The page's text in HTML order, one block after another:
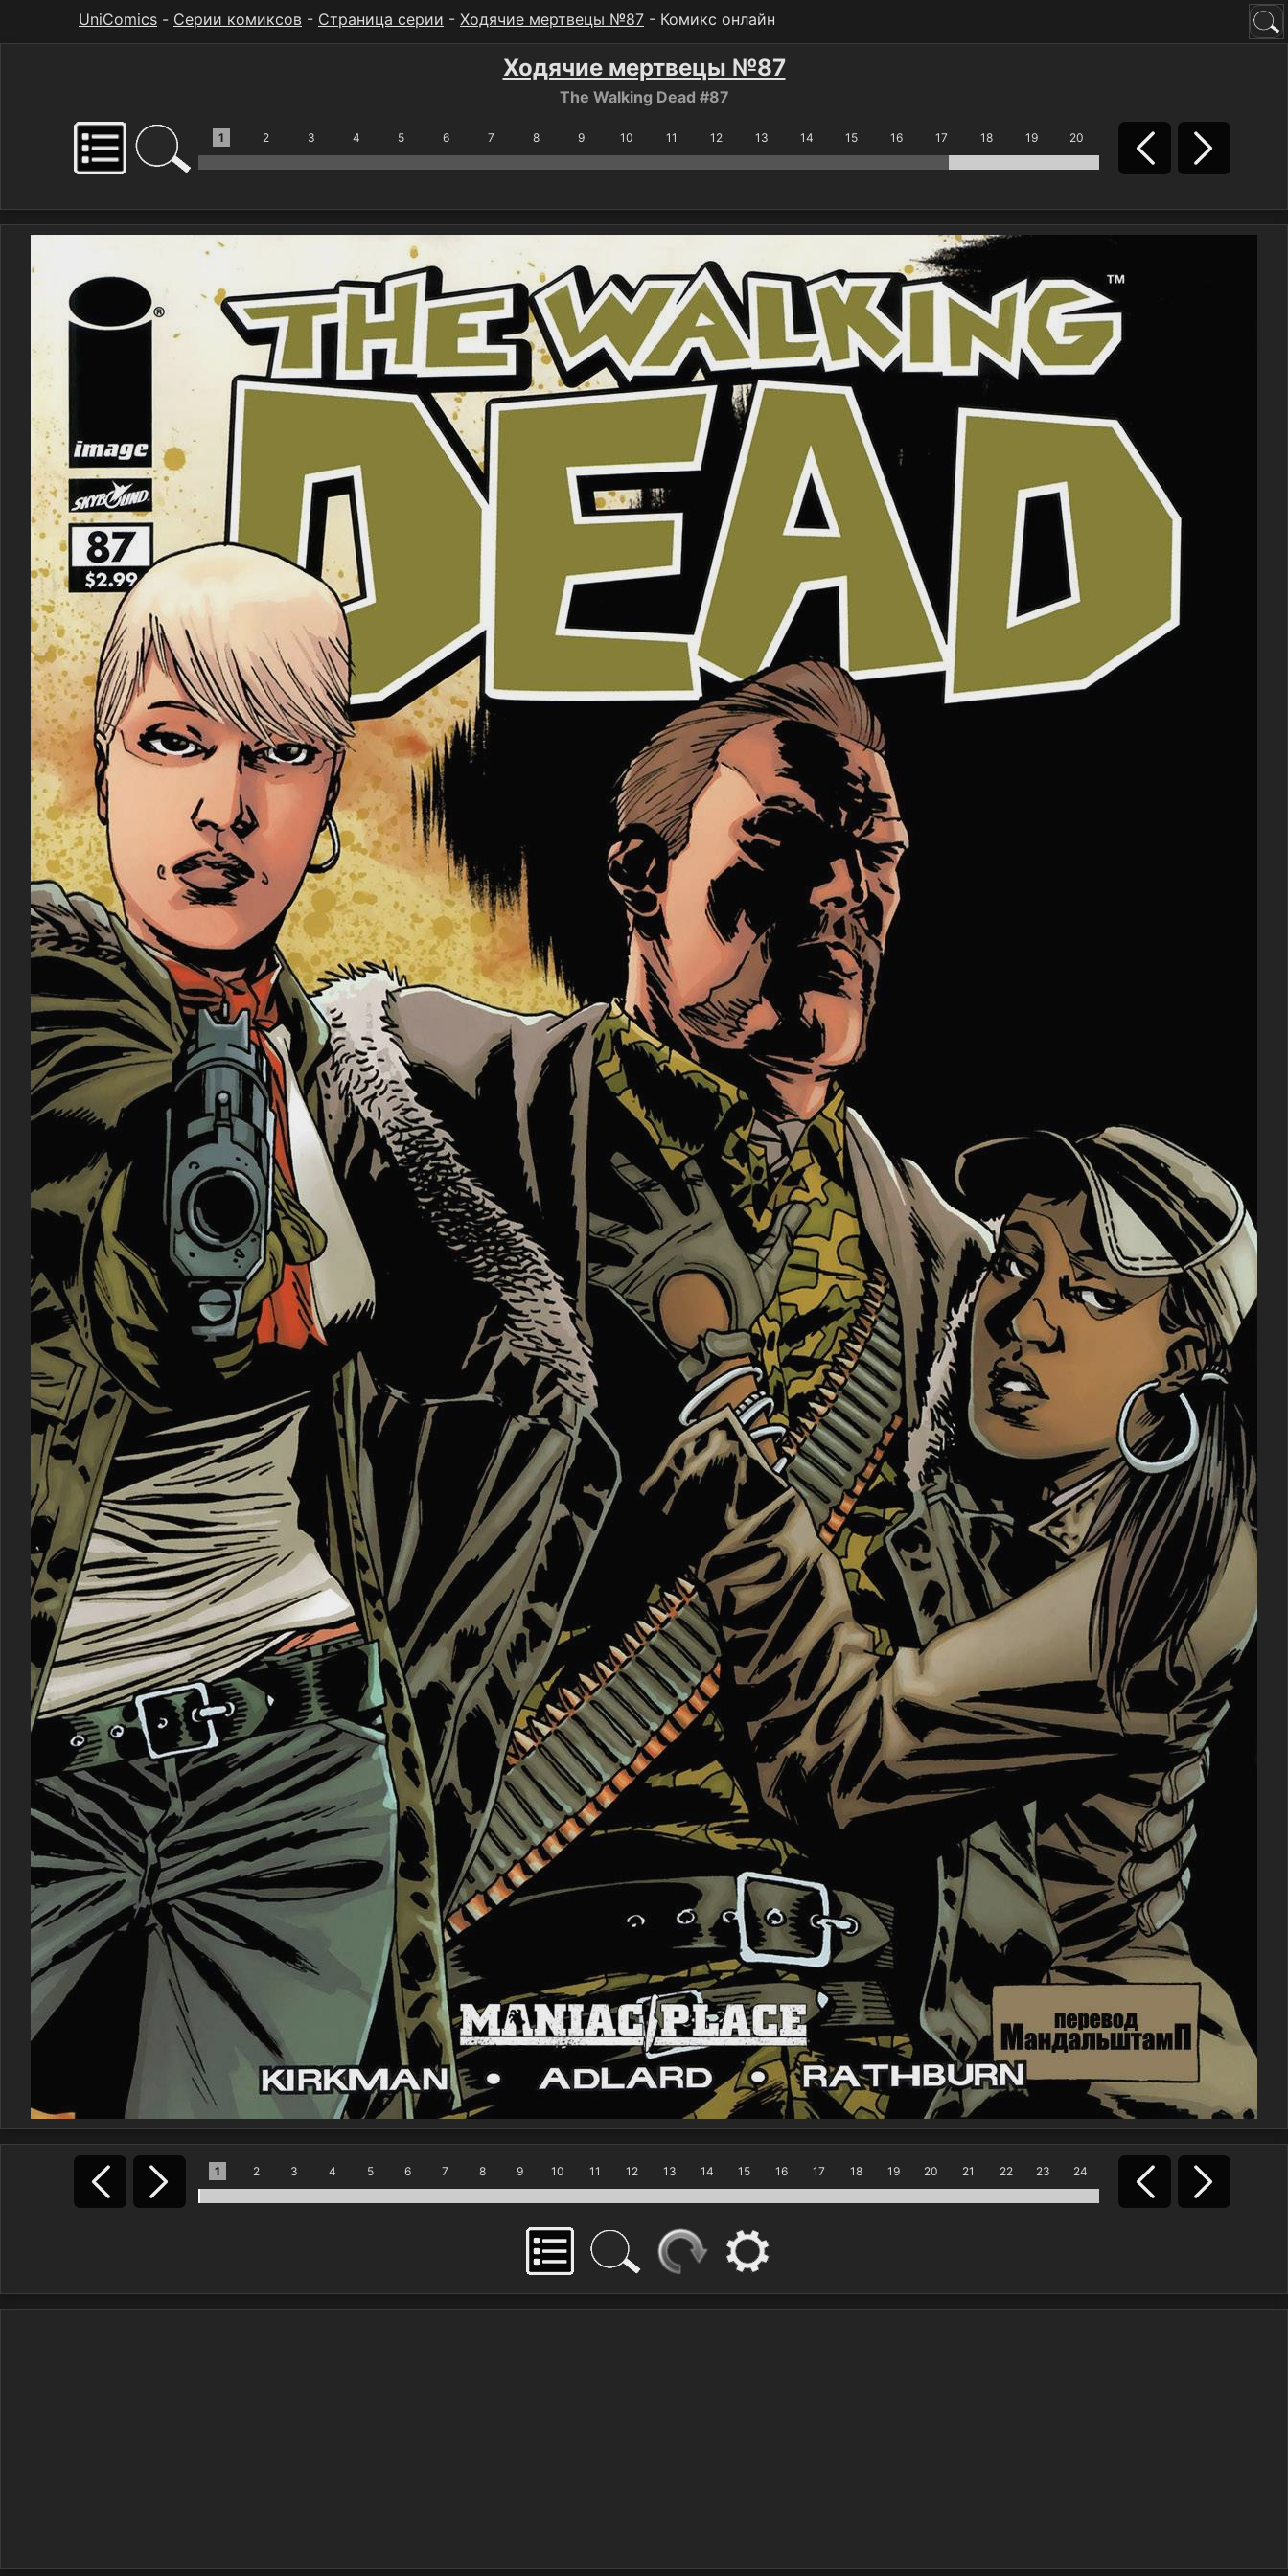
UniComics - Серии комиксов - Страница серии - Ходячие мертвецы №87 - Комикс онлайн
Ходячие мертвецы №87
The Walking Dead #87
1 2 3 4 5 6 7 8 9 10 11 12 13 14 15 16 17 18 19 20
1 2 3 4 5 6 7 8 9 10 11 12 13 14 15 16 17 18 19 20 21 22 23 24